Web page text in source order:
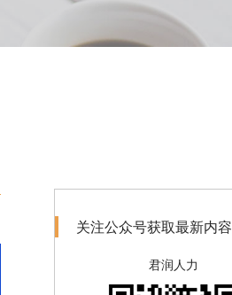
关注公众号获取最新内容
君润人力